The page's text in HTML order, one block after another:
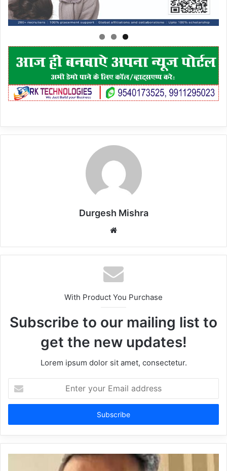
Durgesh Mishra
Website
With Product You Purchase
Subscribe to our mailing list to
get the new updates!
Lorem ipsum dolor sit amet, consectetur.
your
Email